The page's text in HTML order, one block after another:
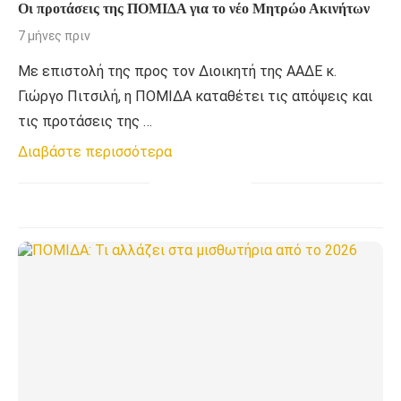
Οι προτάσεις της ΠΟΜΙΔΑ για το νέο Μητρώο Ακινήτων
7 μήνες πριν
Με επιστολή της προς τον Διοικητή της ΑΑΔΕ κ.
Γιώργο Πιτσιλή, η ΠΟΜΙΔΑ καταθέτει τις απόψεις και
τις προτάσεις της …
Διαβάστε περισσότερα